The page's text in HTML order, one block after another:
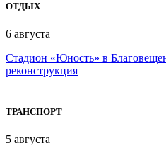
ОТДЫХ
6 августа
Стадион «Юность» в
реконструкция
ТРАНСПОРТ
5 августа